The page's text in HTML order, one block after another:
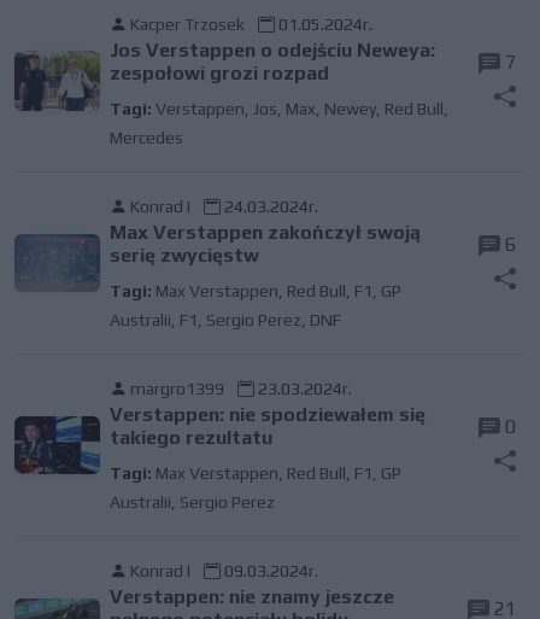
Kacper Trzosek 01.05.2024r.
Jos Verstappen o odejściu Neweya:
zespołowi grozi rozpad
Tagi: Verstappen Jos Max Newey, Red Bull
Mercedes
7
Konrad I 24.03.2024r.
Max Verstappen zakończył swoją
serię zwycięstw
Tagi: Max Verstappen Red Bull F1
GP
Australii F1 Sergio Perez DNF
6
margro1399 23.03.2024r.
Verstappen: nie spodziewałem się
takiego rezultatu
Tagi: Max Verstappen Red Bull F1
GP
Australii Sergio Perez
0
Konrad I 09.03.2024r.
Verstappen: nie znamy jeszcze
21